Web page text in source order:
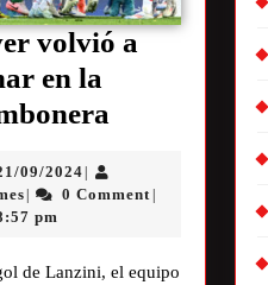
volvió a
en la
09/2024|
| 0 Comment |
pm
de Lanzini, el equipo